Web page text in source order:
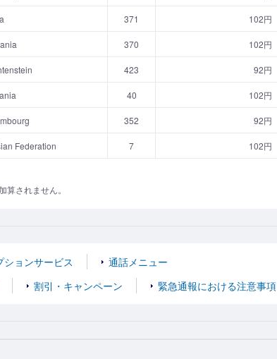
371 102円
370 102円
423 92円
40 102円
352 92円
Federation 7 102円
されません。
ションサービス
通話メニュー
割引・キャンペーン 緊急通報における注意事項